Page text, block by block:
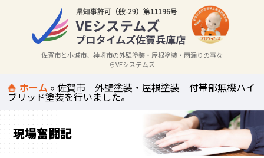
佐賀市と小城市、神埼市の外壁塗装・屋根塗装・雨漏りの事な
らVEシステムズ
ホーム »佐賀市 外壁塗装・屋根塗装 付帯部無機ハイ
ブリッド塗装を行いました。
現場奮闘記